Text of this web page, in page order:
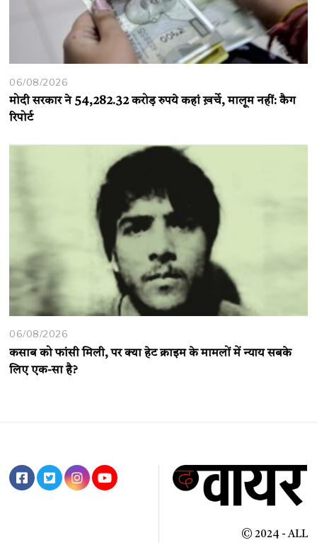
06/08/2026
मोदी सरकार ने 54,282.32 करोड़ रुपये कहां ख़र्चे, मालूम नहीं: कैग
रिपोर्ट
06/08/2026
कसाब को फांसी मिली, पर क्या हेट क्राइम के मामलों में न्याय सबके
लिए एक-सा है?
© 2024 - ALL